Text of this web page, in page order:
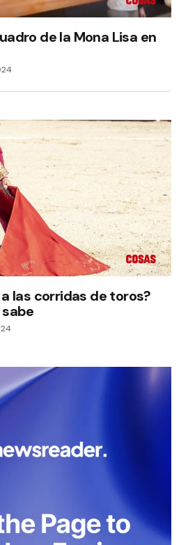
de la Mona Lisa en
las corridas de toros?